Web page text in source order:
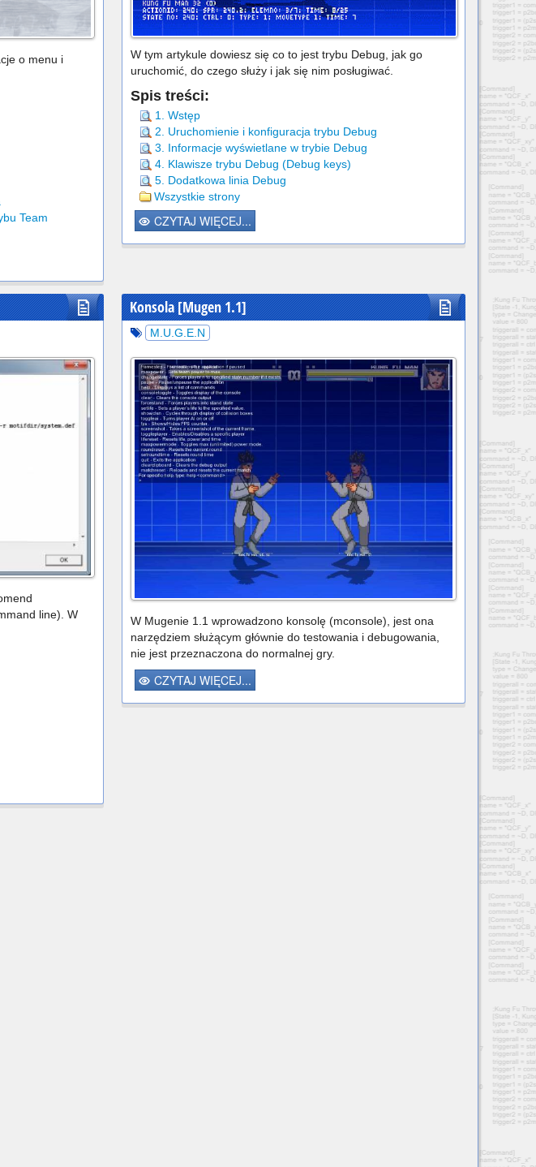
o menu i
Team
W tym artykule dowiesz się co to jest trybu Debug, jak go
uruchomić, do czego służy i jak się nim posługiwać.
Spis treści:
1. Wstęp
2. Uruchomienie i konfiguracja trybu Debug
3. Informacje wyświetlane w trybie Debug
4. Klawisze trybu Debug (Debug keys)
5. Dodatkowa linia Debug
Wszystkie strony
CZYTAJ WIĘCEJ...
line). W
Konsola [Mugen 1.1]
M.U.G.E.N
W Mugenie 1.1 wprowadzono konsolę (mconsole), jest ona
narzędziem służącym głównie do testowania i debugowania,
nie jest przeznaczona do normalnej gry.
CZYTAJ WIĘCEJ...